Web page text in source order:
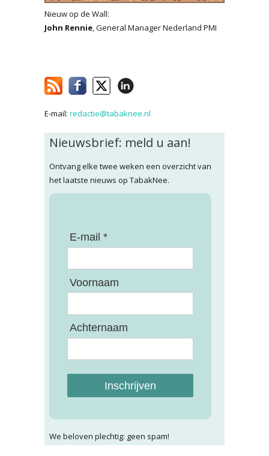
Nieuw op de Wall:
John Rennie, General Manager Nederland PMI
E-mail: redactie@tabaknee.nl
Nieuwsbrief: meld u aan!
Ontvang elke twee weken een overzicht van
het laatste nieuws op TabakNee.
E-mail *
Voornaam
Achternaam
Inschrijven
We beloven plechtig: geen spam!